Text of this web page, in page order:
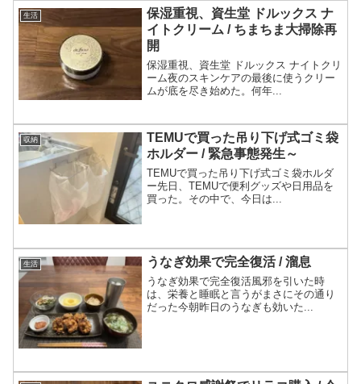
生活
保湿重視、資生堂 ドルックス ナ
イトクリーム / ちまちま大掃除再
開
保湿重視、資生堂 ドルックス ナイトクリ
ーム夜のスキンケアの最後に使うクリー
ムが底を尽き始めた。何年...
収納
TEMUで買った吊り下げ式ゴミ袋
ホルダー / 緊急事態発生～
TEMUで買った吊り下げ式ゴミ袋ホルダ
ー先日、TEMUで便利グッズや日用品を
買った。その中で、今日は...
生活 うなぎ効果で完全復活 / 溜息
うなぎ効果で完全復活風邪を引いた時
は、栄養と睡眠と言うがまさにその通り
だった今朝昨日のうなぎも効いた...